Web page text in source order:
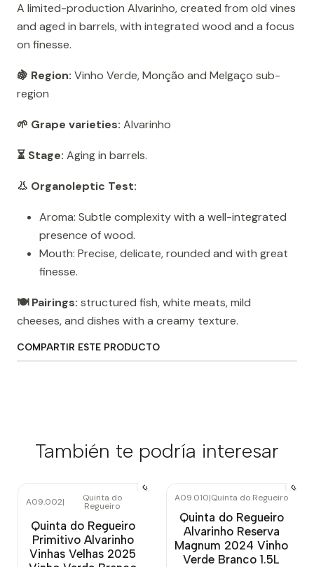
A limited-production Alvarinho, created from old vines
and aged in barrels, with integrated wood and a focus
on finesse.
🍇 Region: Vinho Verde, Monção and Melgaço sub-
region
🌱 Grape varieties: Alvarinho
⏳ Stage: Aging in barrels.
👃 Organoleptic Test:
Aroma: Subtle complexity with a well-integrated
presence of wood.
Mouth: Precise, delicate, rounded and with great
finesse.
🍽️ Pairings: structured fish, white meats, mild
cheeses, and dishes with a creamy texture.
COMPARTIR ESTE PRODUCTO
También te podría interesar
A09.002| Quinta do
Regueiro
Quinta do Regueiro
Primitivo Alvarinho
Vinhas Velhas 2025
A09.010|Quinta do Regueiro
Quinta do Regueiro
Alvarinho Reserva
Magnum 2024 Vinho
Verde Branco 1.5L